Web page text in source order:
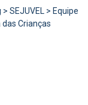
> SEJUVEL > Equipe
Crianças